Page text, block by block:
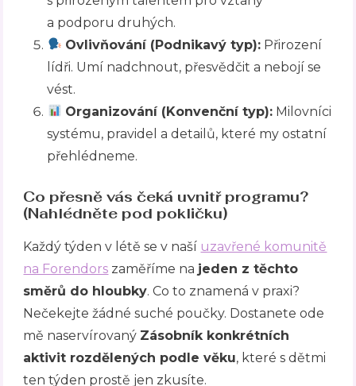
a podporu druhých.
Ovlivňování (Podnikavý typ):Přirození
lídři. Umí nadchnout, přesvědčit a nebojí se
vést.
Organizování (Konvenční typ):Milovníci
systému, pravidel a detailů, které my ostatní
přehlédneme.
Co přesně vás čeká uvnitř programu?
(Nahlédněte pod pokličku)
Každý týden v létě se v naší uzavřené komunitě
na Forendors zaměříme na jeden z těchto
směrů do hloubky. Co to znamená v praxi?
Nečekejte žádné suché poučky. Dostanete ode
mě naservírovaný Zásobník konkrétních
aktivit rozdělených podle věku, které s dětmi
ten týden prostě jen zkusíte.